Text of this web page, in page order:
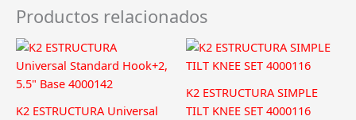
Struct
Set,
Mill
cantidad
Productos relacionados
K2 ESTRUCTURA Universal
K2 ESTRUCTURA SIMPLE
TILT KNEE SET 4000116